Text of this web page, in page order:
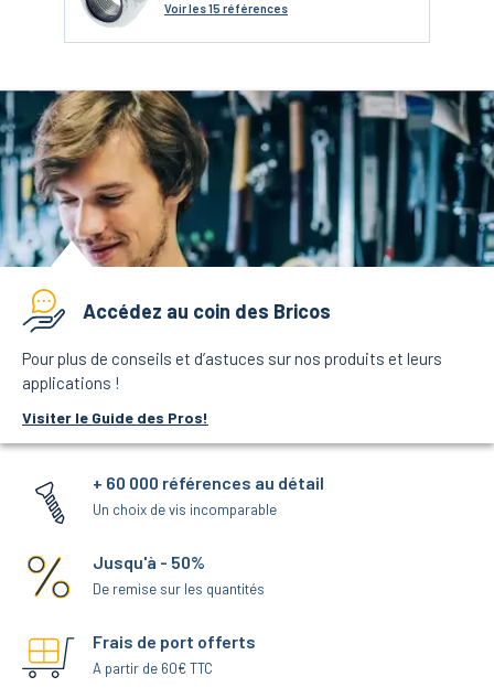
Voirles 15 références
Accédez au coin des Bricos
Pour plus de conseils et d’astuces sur nos produits et leurs
applications !
Visiter le Guide des Pros!
+ 60 000 références au détail
Un choix de vis incomparable
Jusqu'à - 50%
De remise sur les quantités
Frais de port offerts
A partir de 60€ TTC